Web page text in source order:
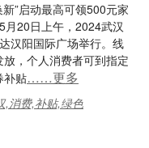
”启动最高可领500元家
月20日上午，2024武汉
汉阳国际广场举行。线
，个人消费者可到指定
补贴……更多
,消费,补贴,绿色